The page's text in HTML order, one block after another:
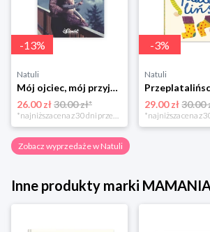
-13%
Natuli
Mój ojciec, mój przyjaciel Element
26.00 zł30.00 zł*
*najniższa cena z 30 dni przed obniżką
-3%
Natuli
29.00 zł 30.00
Zobacz wyprzedaże w Natuli
Inne produkty marki